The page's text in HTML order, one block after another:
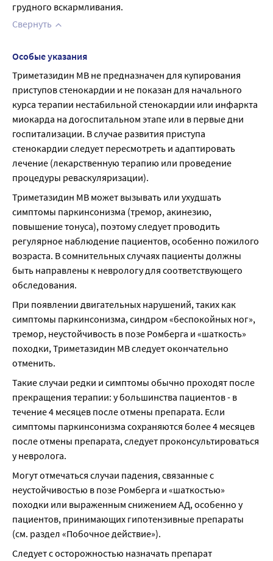
грудного вскармливания.
Свернуть
Особые указания
Триметазидин МВ не предназначен для купирования
приступов стенокардии и не показан для начального
курса терапии нестабильной стенокардии или инфаркта
миокарда на догоспитальном этапе или в первые дни
госпитализации. В случае развития приступа
стенокардии следует пересмотреть и адаптировать
лечение (лекарственную терапию или проведение
процедуры реваскуляризации).
Триметазидин МВ может вызывать или ухудшать
симптомы паркинсонизма (тремор, акинезию,
повышение тонуса), поэтому следует проводить
регулярное наблюдение пациентов, особенно пожилого
возраста. В сомнительных случаях пациенты должны
быть направлены к неврологу для соответствующего
обследования.
При появлении двигательных нарушений, таких как
симптомы паркинсонизма, синдром «беспокойных ног»,
тремор, неустойчивость в позе Ромберга и «шаткость»
походки, Триметазидин МВ следует окончательно
отменить.
Такие случаи редки и симптомы обычно проходят после
прекращения терапии: у большинства пациентов - в
течение 4 месяцев после отмены препарата. Если
симптомы паркинсонизма сохраняются более 4 месяцев
после отмены препарата, следует проконсультироваться
у невролога.
Могут отмечаться случаи падения, связанные с
неустойчивостью в позе Ромберга и «шаткостью»
походки или выраженным снижением АД, особенно у
пациентов, принимающих гипотензивные препараты
(см. раздел «Побочное действие»).
Следует с осторожностью назначать препарат